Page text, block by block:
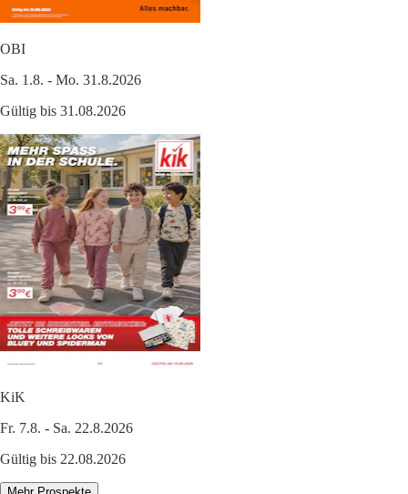
OBI
Sa. 1.8. - Mo. 31.8.2026
Gültig bis 31.08.2026
KiK
Fr. 7.8. - Sa. 22.8.2026
Gültig bis 22.08.2026